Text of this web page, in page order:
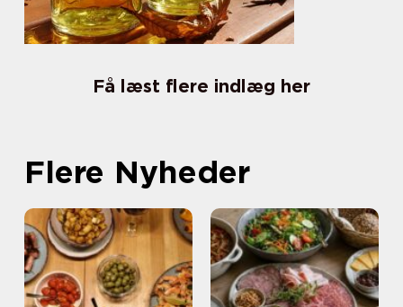
Få læst flere indlæg her
Flere Nyheder